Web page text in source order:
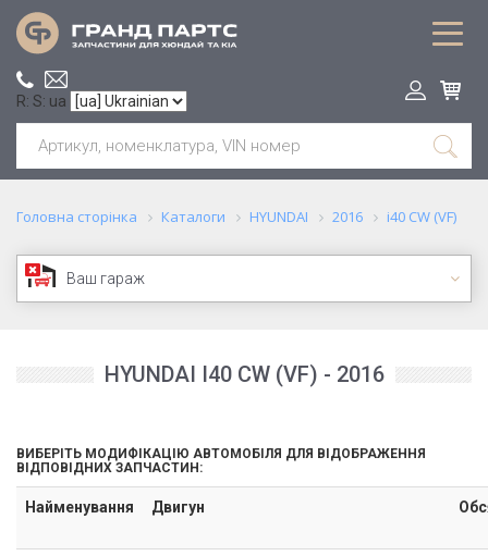
R: S: ua
Головна сторінка Каталоги HYUNDAI 2016 i40 CW (VF)
Ваш гараж
HYUNDAI I40 CW (VF) - 2016
ВИБЕРІТЬ МОДИФІКАЦІЮ АВТОМОБІЛЯ ДЛЯ ВІДОБРАЖЕННЯ
ВІДПОВІДНИХ ЗАПЧАСТИН:
Найменування Двигун